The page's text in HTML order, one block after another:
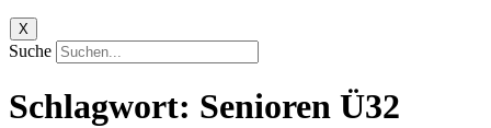
X
Suche
Schlagwort: Senioren Ü32